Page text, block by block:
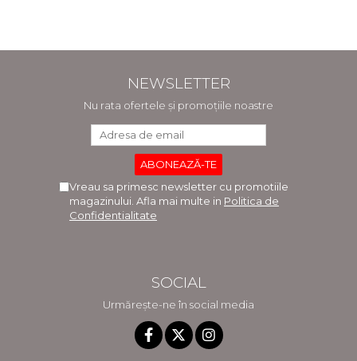
NEWSLETTER
Nu rata ofertele și promoțiile noastre
Vreau sa primesc newsletter cu promotiile
magazinului. Afla mai multe in Politica de
Confidentialitate
SOCIAL
Urmărește-ne în social media